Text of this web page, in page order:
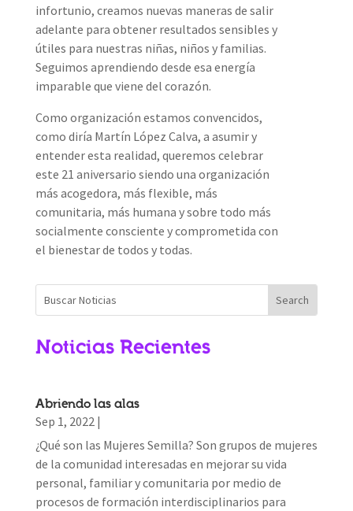
infortunio, creamos nuevas maneras de salir
adelante para obtener resultados sensibles y
útiles para nuestras niñas, niños y familias.
Seguimos aprendiendo desde esa energía
imparable que viene del corazón.
Como organización estamos convencidos,
como diría Martín López Calva, a asumir y
entender esta realidad, queremos celebrar
este 21 aniversario siendo una organización
más acogedora, más flexible, más
comunitaria, más humana y sobre todo más
socialmente consciente y comprometida con
el bienestar de todos y todas.
Noticias Recientes
Abriendo las alas
Sep 1, 2022 |
¿Qué son las Mujeres Semilla? Son grupos de mujeres
de la comunidad interesadas en mejorar su vida
personal, familiar y comunitaria por medio de
procesos de formación interdisciplinarios para